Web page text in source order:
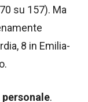
su 157). Ma
8 in Emilia-
.